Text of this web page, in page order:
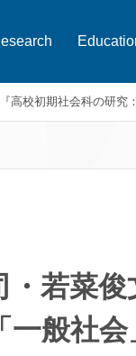
高校初期社会科の研
・若菜
一般社